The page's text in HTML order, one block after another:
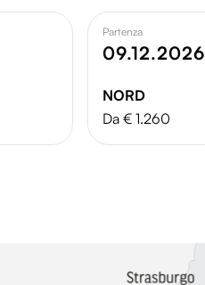
Partenza
09.12.2026
NORD
Da € 1.260